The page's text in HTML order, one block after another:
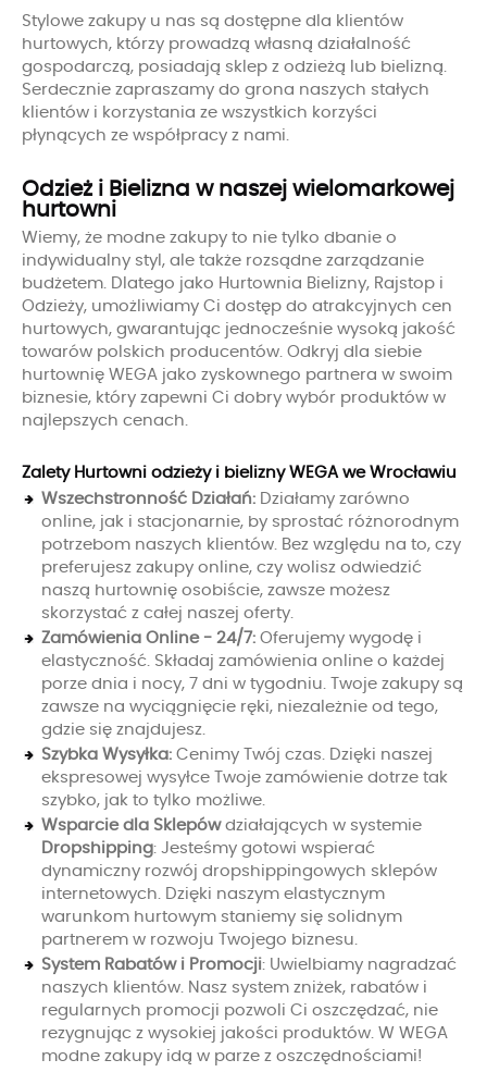
Stylowe zakupy u nas są dostępne dla klientów
hurtowych, którzy prowadzą własną działalność
gospodarczą, posiadają sklep z odzieżą lub bielizną.
Serdecznie zapraszamy do grona naszych stałych
klientów i korzystania ze wszystkich korzyści
płynących ze współpracy z nami.
Odzież i Bielizna w naszej wielomarkowej
hurtowni
Wiemy, że modne zakupy to nie tylko dbanie o
indywidualny styl, ale także rozsądne zarządzanie
budżetem. Dlatego jako Hurtownia Bielizny, Rajstop i
Odzieży, umożliwiamy Ci dostęp do atrakcyjnych cen
hurtowych, gwarantując jednocześnie wysoką jakość
towarów polskich producentów. Odkryj dla siebie
hurtownię WEGA jako zyskownego partnera w swoim
biznesie, który zapewni Ci dobry wybór produktów w
najlepszych cenach.
Zalety Hurtowni odzieży i bielizny WEGA we Wrocławiu
Wszechstronność Działań: Działamy zarówno
online, jak i stacjonarnie, by sprostać różnorodnym
potrzebom naszych klientów. Bez względu na to, czy
preferujesz zakupy online, czy wolisz odwiedzić
naszą hurtownię osobiście, zawsze możesz
skorzystać z całej naszej oferty.
Zamówienia Online - 24/7: Oferujemy wygodę i
elastyczność. Składaj zamówienia online o każdej
porze dnia i nocy, 7 dni w tygodniu. Twoje zakupy są
zawsze na wyciągnięcie ręki, niezależnie od tego,
gdzie się znajdujesz.
Szybka Wysyłka: Cenimy Twój czas. Dzięki naszej
ekspresowej wysyłce Twoje zamówienie dotrze tak
szybko, jak to tylko możliwe.
Wsparcie dla Sklepówdziałających w systemie
Dropshipping: Jesteśmy gotowi wspierać
dynamiczny rozwój dropshippingowych sklepów
internetowych. Dzięki naszym elastycznym
warunkom hurtowym staniemy się solidnym
partnerem w rozwoju Twojego biznesu.
System Rabatów i Promocji: Uwielbiamy nagradzać
naszych klientów. Nasz system zniżek, rabatów i
regularnych promocji pozwoli Ci oszczędzać, nie
rezygnując z wysokiej jakości produktów. W WEGA
modne zakupy idą w parze z oszczędnościami!